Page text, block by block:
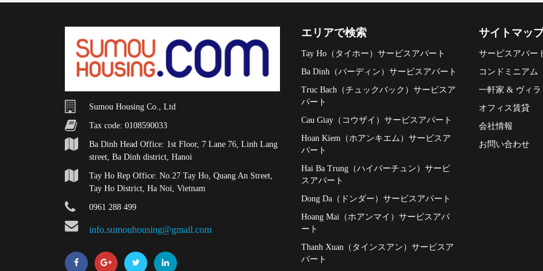
Sumou Housing Co., Ltd
Tax code: 0108590033
Ba Dinh Head Office: 1st Floor, 7 Lane 76, Linh Lang
street, Ba Dinh district, Hanoi
Tay Ho Rep Office: No.27 Tay Ho, Quang An Street,
Tay Ho District, Ha Noi, Vietnam
0961 288 499
info.sumouhousing@gmail.com
エリアで検索
Tay Ho（タイホー）サービスアパート
Ba Dinh（バーディン）サービスアパート
Truc Bach（チュックバック）サービスア
パート
Cau Giay（コウザイ）サービスアパート
Hoan Kiem（ホアンキエム）サービスア
パート
Hai Ba Trung（ハイバーチュン）サービ
スアパート
Dong Da（ドンダー）サービスアパート
Hoang Mai（ホアンマイ）サービスアパ
ート
Thanh Xuan（タインスアン）サービスア
パート
サイトマッ
サービスアパー
コンドミニアム
一軒家 & ヴィラ
オフィス賃貸
会社情報
お問い合わせ